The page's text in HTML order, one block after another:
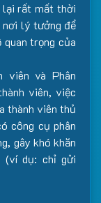
lại rất mất thời
nơi lý tưởng để
trọng của
viên và Phân
viên, việc
thành viên thủ
công cụ phân
gây khó khăn
(ví dụ: chỉ gửi